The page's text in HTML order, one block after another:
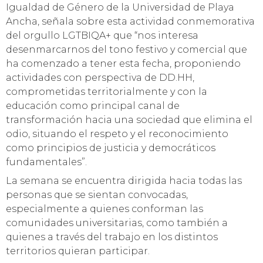
Igualdad de Género de la Universidad de Playa
Ancha, señala sobre esta actividad conmemorativa
del orgullo LGTBIQA+ que “nos interesa
desenmarcarnos del tono festivo y comercial que
ha comenzado a tener esta fecha, proponiendo
actividades con perspectiva de DD.HH,
comprometidas territorialmente y con la
educación como principal canal de
transformación hacia una sociedad que elimina el
odio, situando el respeto y el reconocimiento
como principios de justicia y democráticos
fundamentales”.
La semana se encuentra dirigida hacia todas las
personas que se sientan convocadas,
especialmente a quienes conforman las
comunidades universitarias, como también a
quienes a través del trabajo en los distintos
territorios quieran participar.